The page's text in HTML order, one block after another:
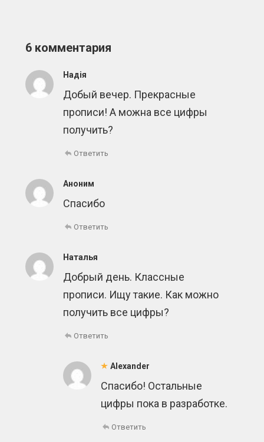
6 комментария
Надія
Добый вечер. Прекрасные
прописи! А можна все цифры
получить?
Ответить
Аноним
Спасибо
Ответить
Наталья
Добрый день. Классные
прописи. Ищу такие. Как можно
получить все цифры?
Ответить
Alexander
Спасибо! Остальные
цифры пока в разработке.
Ответить